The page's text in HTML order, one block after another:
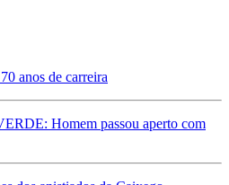
anos de carreira
Homem passou aperto com